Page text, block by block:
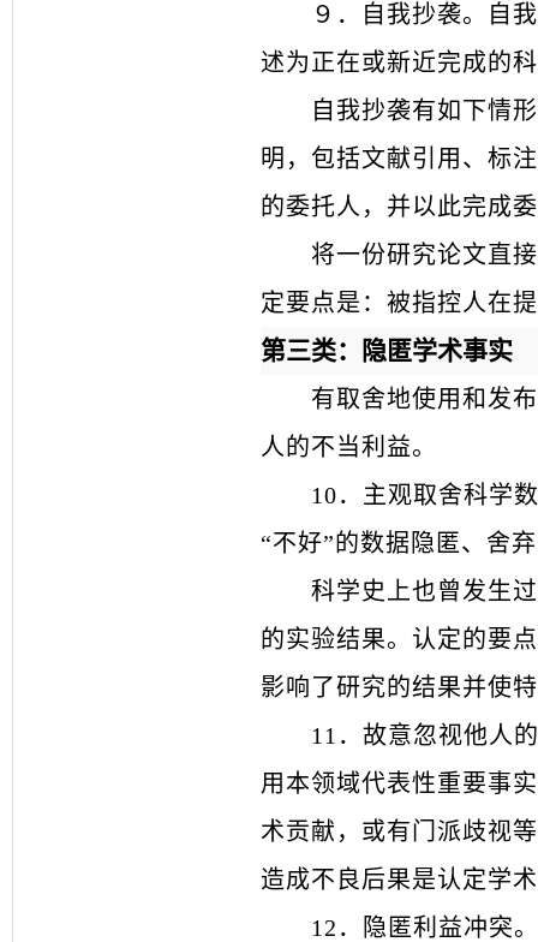
９．
自我抄袭。自
述为正在或新近完成的
自我抄袭有如下情
明，包括文献引用、标
的委托人，并以此完成
将一份研究论文直
定要点是：被指控人在
第三类：隐匿学术事实
有取舍地使用和发
人的不当利益。
10．
主观取舍科学
“不好”的数据隐匿、舍
科学史上也曾发生过
的实验结果。认定的要
影响了研究的结果并使
11 ． 故意忽视他人
用本领域代表性重要事
术贡献，或有门派歧视
造成不良后果是认定学
12 ．
隐匿利益冲突